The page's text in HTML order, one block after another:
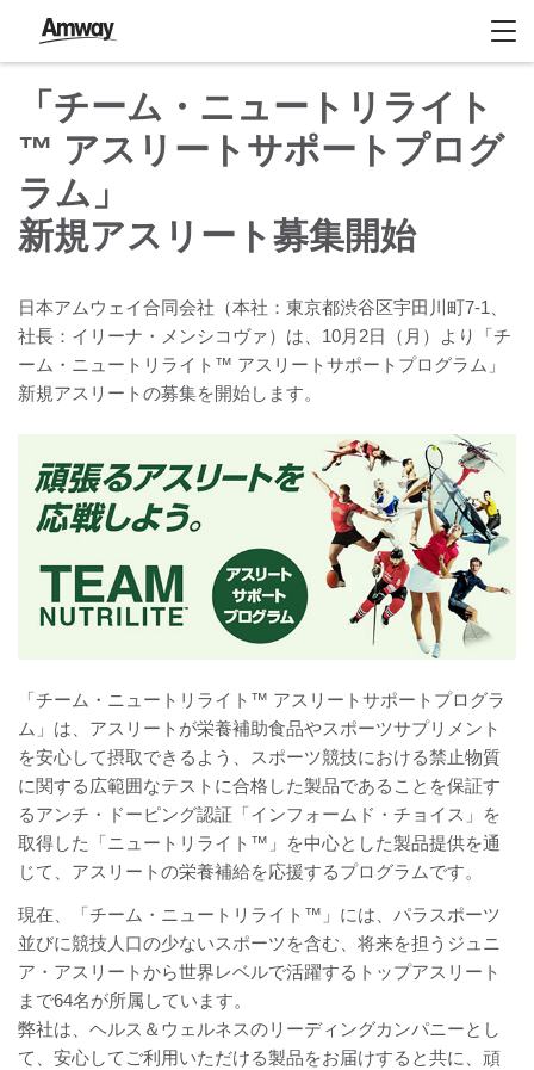
「チーム・ニュートリライト
™ アスリートサポートプログ
ラム」
新規アスリート募集開始
日本アムウェイ合同会社（本社：東京都渋谷区宇田川町7-1、
社長：イリーナ・メンシコヴァ）は、10月2日（月）より「チ
ーム・ニュートリライト™ アスリートサポートプログラム」
新規アスリートの募集を開始します。
「チーム・ニュートリライト™ アスリートサポートプログラ
ム」は、アスリートが栄養補助食品やスポーツサプリメント
を安心して摂取できるよう、スポーツ競技における禁止物質
に関する広範囲なテストに合格した製品であることを保証す
るアンチ・ドーピング認証「インフォームド・チョイス」を
取得した「ニュートリライト™」を中心とした製品提供を通
じて、アスリートの栄養補給を応援するプログラムです。
現在、「チーム・ニュートリライト™」には、パラスポーツ
並びに競技人口の少ないスポーツを含む、将来を担うジュニ
ア・アスリートから世界レベルで活躍するトップアスリート
まで64名が所属しています。
弊社は、ヘルス＆ウェルネスのリーディングカンパニーとし
て、安心してご利用いただける製品をお届けすると共に、頑